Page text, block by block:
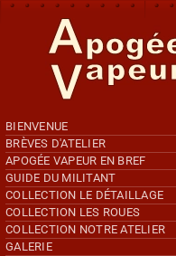
Accéder au contenu principal
BIENVENUE
BRÈVES D'ATELIER
APOGÉE VAPEUR EN BREF
GUIDE DU MILITANT
COLLECTION LE DÉTAILLAGE
COLLECTION LES ROUES
COLLECTION NOTRE ATELIER
GALERIE